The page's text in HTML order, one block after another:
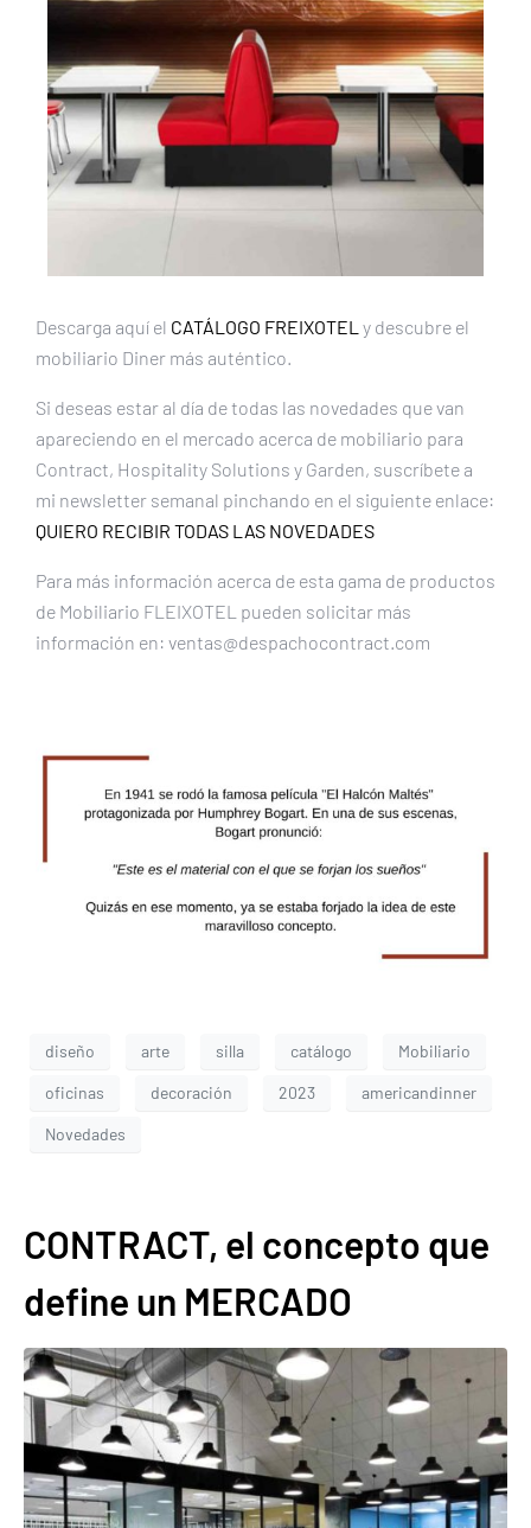
Descarga aquí el CATÁLOGO FREIXOTEL y descubre el
mobiliario Diner más auténtico.
Si deseas estar al día de todas las novedades que van
apareciendo en el mercado acerca de mobiliario para
Contract, Hospitality Solutions y Garden, suscríbete a
mi newsletter semanal pinchando en el siguiente enlace:
QUIERO RECIBIR TODAS LAS NOVEDADES
Para más información acerca de esta gama de productos
de Mobiliario FLEIXOTEL pueden solicitar más
información en: ventas@despachocontract.com
diseño arte silla catálogo Mobiliario
oficinas decoración 2023 americandinner
Novedades
CONTRACT, el concepto que
define un MERCADO